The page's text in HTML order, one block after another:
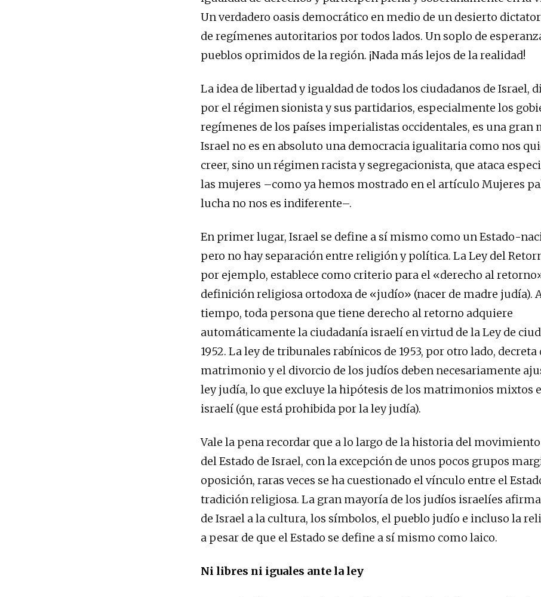
Un verdadero oasis democrático en medio de un desierto
de regímenes autoritarios por todos lados. Un soplo de
pueblos oprimidos de la región. ¡Nada más lejos de la realidad!
La idea de libertad y igualdad de todos los ciudadanos de Israel,
por el régimen sionista y sus partidarios, especialmente los
regímenes de los países imperialistas occidentales, es una gran
Israel no es en absoluto una democracia igualitaria como nos
creer, sino un régimen racista y segregacionista, que ataca
las mujeres –como ya hemos mostrado en el artículo Mujeres
lucha no nos es indiferente–.
En primer lugar, Israel se define a sí mismo como un Estado-
pero no hay separación entre religión y política. La Ley del
por ejemplo, establece como criterio para el «derecho al
definición religiosa ortodoxa de «judío» (nacer de madre judía).
tiempo, toda persona que tiene derecho al retorno adquiere
automáticamente la ciudadanía israelí en virtud de la Ley de
1952. La ley de tribunales rabínicos de 1953, por otro lado, decreta
matrimonio y el divorcio de los judíos deben necesariamente
ley judía, lo que excluye la hipótesis de los matrimonios mixtos
israelí (que está prohibida por la ley judía).
Vale la pena recordar que a lo largo de la historia del
del Estado de Israel, con la excepción de unos pocos grupos
oposición, raras veces se ha cuestionado el vínculo entre el
tradición religiosa. La gran mayoría de los judíos israelíes
de Israel a la cultura, los símbolos, el pueblo judío e incluso la
a pesar de que el Estado se define a sí mismo como laico.
Ni libres ni iguales ante la ley